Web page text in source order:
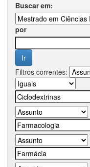
Buscar em:
por
Filtros correntes: